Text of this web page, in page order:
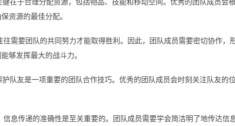
在于合理分配资源，包括物品、技能和移动空间。优秀的团队成员会
资源的最佳分配。
往需要团队的共同努力才能取得胜利。因此，团队成员需要密切协作，
够发挥最大的战斗力。
队友是一项重要的团队合作技巧。优秀的团队成员会时刻关注队友的
信息传递的准确性是至关重要的。团队成员需要学会简洁明了地传达信